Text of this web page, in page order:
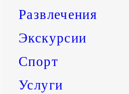
Развлечения
Экскурсии
Спорт
Услуги